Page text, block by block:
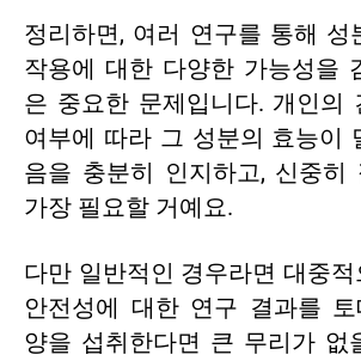
정리하면, 여러 연구를 통해 성
작용에 대한 다양한 가능성을
은 중요한 문제입니다. 개인의
여부에 따라 그 성분의 효능이
음을 충분히 인지하고, 신중히
가장 필요할 거예요.
다만 일반적인 경우라면 대중
안전성에 대한 연구 결과를
양을 섭취한다면 큰 무리가 없